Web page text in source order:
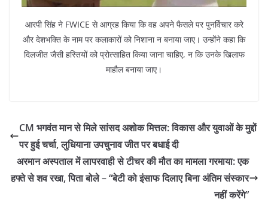
आरपी सिंह ने FWICE से आग्रह किया कि वह अपने फैसले पर पुनर्विचार करे
और देशभक्ति के नाम पर कलाकारों को निशाना न बनाया जाए। उन्होंने कहा कि
दिलजीत जैसी हस्तियों को प्रोत्साहित किया जाना चाहिए, न कि उनके खिलाफ
माहौल बनाया जाए।
CM भगवंत मान से मिले सांसद अशोक मित्तल: विकास और युवाओं के मुद्दों
पर हुई चर्चा, लुधियाना उपचुनाव जीत पर बधाई दी
अरमान अस्पताल में लापरवाही से टीचर की मौत का मामला गरमाया: एक
हफ्ते से शव रखा, पिता बोले – “बेटी को इंसाफ दिलाए बिना अंतिम संस्कार
नहीं करेंगे”